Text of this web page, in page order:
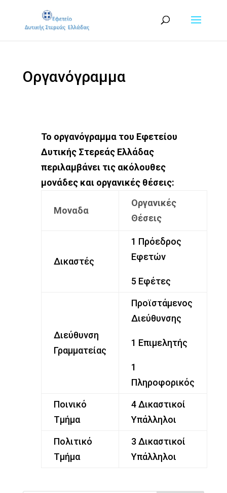
Οργανόγραμμα
Το οργανόγραμμα του Εφετείου
Δυτικής Στερεάς Ελλάδας
περιλαμβάνει τις ακόλουθες
μονάδες και οργανικές θέσεις:
Μοναδα
Οργανικές
Θέσεις
Δικαστές
1 Πρόεδρος
Εφετών
5 Εφέτες
Διεύθυνση
Γραμματείας
Προϊστάμενος
Διεύθυνσης
1 Επιμελητής
1
Πληροφορικός
Ποινικό
Τμήμα
4 Δικαστικοί
Υπάλληλοι
Πολιτικό
Τμήμα
3 Δικαστικοί
Υπάλληλοι